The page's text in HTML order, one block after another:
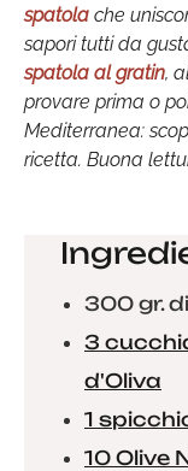
spatola che
sapori tutti da
spatola al gratin,
provare prima o
Mediterranea:
ricetta. Buona
300 gr.
3
d'Oliva
1
10 Olive